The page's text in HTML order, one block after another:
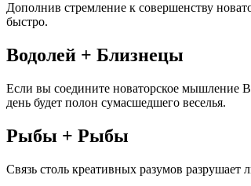
Дополнив стремление к совершенству
быстро.
Водолей + Близнецы
Если вы соедините новаторское мышление
день будет полон сумасшедшего веселья.
Рыбы + Рыбы
Связь столь креативных разумов